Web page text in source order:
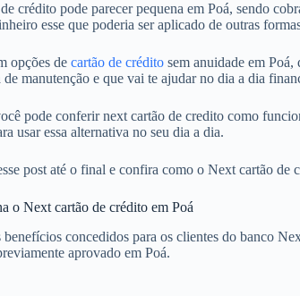
crédito pode parecer pequena em Poá, sendo
esse que poderia ser aplicado de outras
opções de cartão de crédito sem anuidade em
manutenção e que vai te ajudar no dia a dia
pode conferir next cartão de credito como
usar essa alternativa no seu dia a dia.
post até o final e confira como o Next cartão
o Next cartão de crédito em Poá
benefícios concedidos para os clientes do banco
aprovado em Poá.